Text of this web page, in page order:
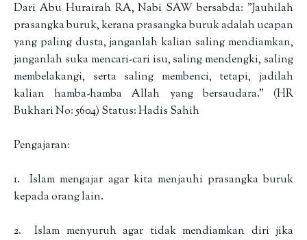
Dari Abu Hurairah RA, Nabi SAW bersabda: "Jauhilah
prasangka buruk, kerana prasangka buruk adalah ucapan
yang paling dusta, janganlah kalian saling mendiamkan,
janganlah suka mencari-cari isu, saling mendengki, saling
membelakangi, serta saling membenci, tetapi, jadilah
kalian hamba-hamba Allah yang bersaudara." (HR
Bukhari No: 5604) Status: Hadis Sahih
Pengajaran:
1. Islam mengajar agar kita menjauhi prasangka buruk
kepada orang lain.
2. Islam menyuruh agar tidak mendiamkan diri jika